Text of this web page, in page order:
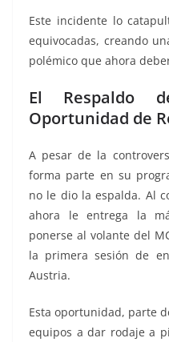
Este incidente lo
equivocadas, creando
polémico que ahora
El Respaldo
Oportunidad de
A pesar de la
forma parte en su
no le dio la espalda. Al
ahora le entrega la
ponerse al volante del
la primera sesión de
Austria.
Esta oportunidad, parte
equipos a dar rodaje a